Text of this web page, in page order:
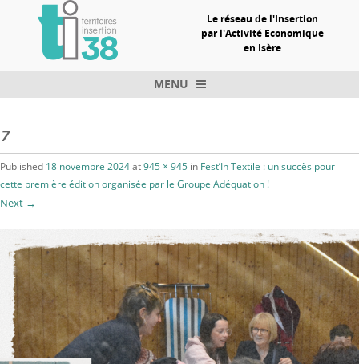
Le réseau de l'Insertion
par l'Activité Economique
en Isère
MENU
7
Published 18 novembre 2024at945 × 945 in Fest’In Textile : un succès pour
cette première édition organisée par le Groupe Adéquation !
Next →